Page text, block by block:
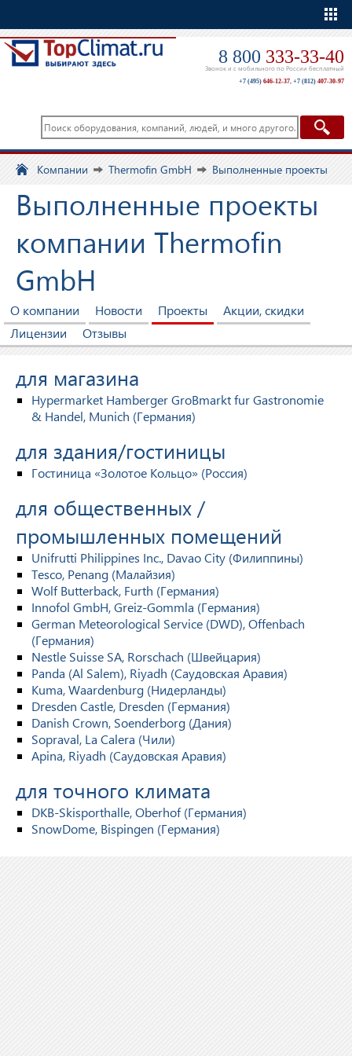
8 800 333-33-40
Звонок и с мобильного по России бесплатный
+7 (495) 646-12-37, +7 (812) 407-30-97
Компании Thermofin GmbH Выполненные проекты
Выполненные проекты
компании Thermofin
GmbH
О компании Новости Проекты
Акции, скидки
Лицензии
Отзывы
для магазина
Hypermarket Hamberger GroВmarkt fur Gastronomie
& Handel, Munich (Германия)
для здания/гостиницы
Гостиница «Золотое Кольцо» (Россия)
для общественных /
промышленных помещений
Unifrutti Philippines Inc., Davao City (Филиппины)
Tesco, Penang (Малайзия)
Wolf Butterback, Furth (Германия)
Innofol GmbH, Greiz-Gommla (Германия)
German Meteorological Service (DWD), Offenbach
(Германия)
Nestle Suisse SA, Rorschach (Швейцария)
Panda (Al Salem), Riyadh (Саудовская Аравия)
Kuma, Waardenburg (Нидерланды)
Dresden Castle, Dresden (Германия)
Danish Crown, Soenderborg (Дания)
Sopraval, La Calera (Чили)
Apina, Riyadh (Саудовская Аравия)
для точного климата
DKB-Skisporthalle, Oberhof (Германия)
SnowDome, Bispingen (Германия)